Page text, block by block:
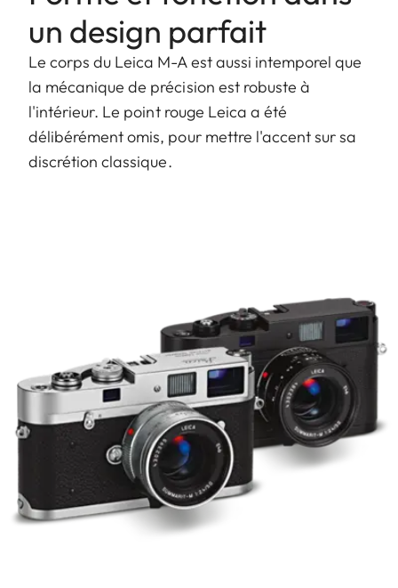
un design parfait
Le corps du Leica M-A est aussi intemporel que
la mécanique de précision est robuste à
l'intérieur. Le point rouge Leica a été
délibérément omis, pour mettre l'accent sur sa
discrétion classique.